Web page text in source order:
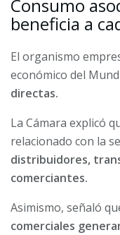
Consumo
beneficia a
El organismo
económico del
directas.
La Cámara explicó
relacionado con la
distribuidores,
comerciantes.
Asimismo, señaló
comerciales